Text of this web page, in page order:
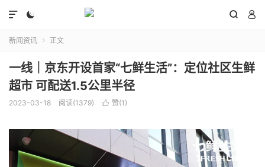
  

新闻资讯  正文
一线｜京东开设首家“七鲜生活”：定位社区生鲜
超市 可配送1.5公里半径
2023-03-18 阅读(1379)  赞(1 )